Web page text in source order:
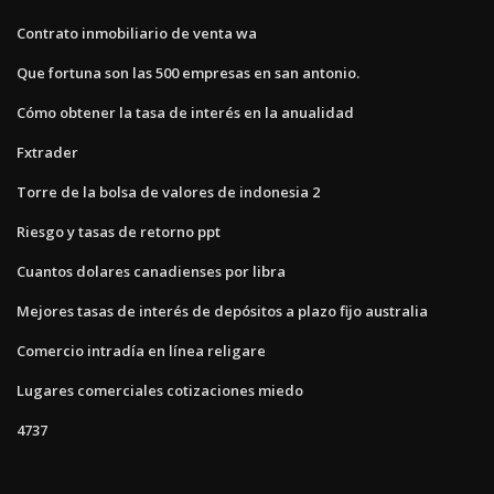
Contrato inmobiliario de venta wa
Que fortuna son las 500 empresas en san antonio.
Cómo obtener la tasa de interés en la anualidad
Fxtrader
Torre de la bolsa de valores de indonesia 2
Riesgo y tasas de retorno ppt
Cuantos dolares canadienses por libra
Mejores tasas de interés de depósitos a plazo fijo australia
Comercio intradía en línea religare
Lugares comerciales cotizaciones miedo
4737